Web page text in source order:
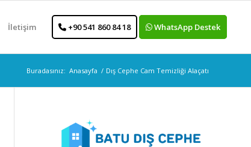
İletişim +90 541 860 84 18 WhatsApp Destek
Buradasınız: Anasayfa / Dış Cephe Cam Temizliği Alaçatı